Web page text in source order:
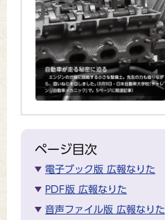
ページ目次
電子ブック版 広報なりた
PDF版 広報なりた
音声ファイル版 広報なりた